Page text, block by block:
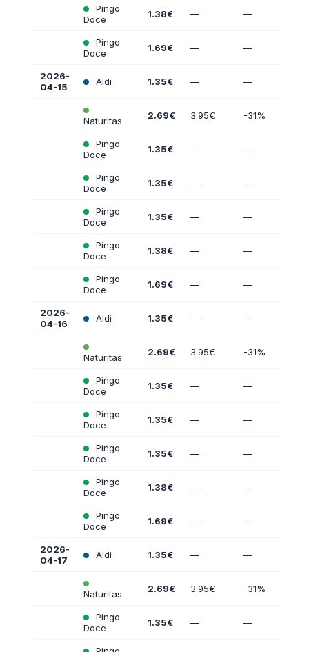
Pingo
Doce
1.38€ — —
Pingo
Doce
1.69€ — —
2026-
04-15
Aldi 1.35€ — —
Naturitas 2.69€ 3.95€ -31%
Pingo
Doce
1.35€ — —
Pingo
Doce
1.35€ — —
Pingo
Doce
1.35€ — —
Pingo
Doce
1.38€ — —
Pingo
Doce
1.69€ — —
2026-
04-16
Aldi 1.35€ — —
Naturitas 2.69€ 3.95€ -31%
Pingo
Doce
1.35€ — —
Pingo
Doce
1.35€ — —
Pingo
Doce
1.35€ — —
Pingo
Doce
1.38€ — —
Pingo
Doce
1.69€ — —
2026-
04-17
Aldi 1.35€ — —
Naturitas 2.69€ 3.95€ -31%
Pingo
Doce
1.35€ — —